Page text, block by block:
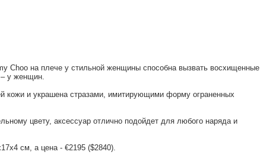
Choo на плече у стильной женщины способна вызвать восхищенные
– у женщин.
кожи и украшена стразами, имитирующими форму ограненных
цвету, аксессуар отлично подойдет для любого наряда и
см, а цена - €2195 ($2840).